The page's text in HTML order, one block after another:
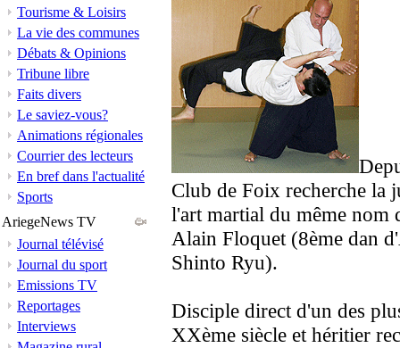
Tourisme & Loisirs
La vie des communes
Débats & Opinions
Tribune libre
Faits divers
Le saviez-vous?
Animations régionales
Courrier des lecteurs
En bref dans l'actualité
Sports
AriegeNews TV
Journal télévisé
Journal du sport
Emissions TV
Reportages
Interviews
Club de Foix recherche la
l'art martial du même nom
Alain Floquet (8ème dan
Shinto Ryu).
Disciple direct d'un des
XXème siècle et héritier